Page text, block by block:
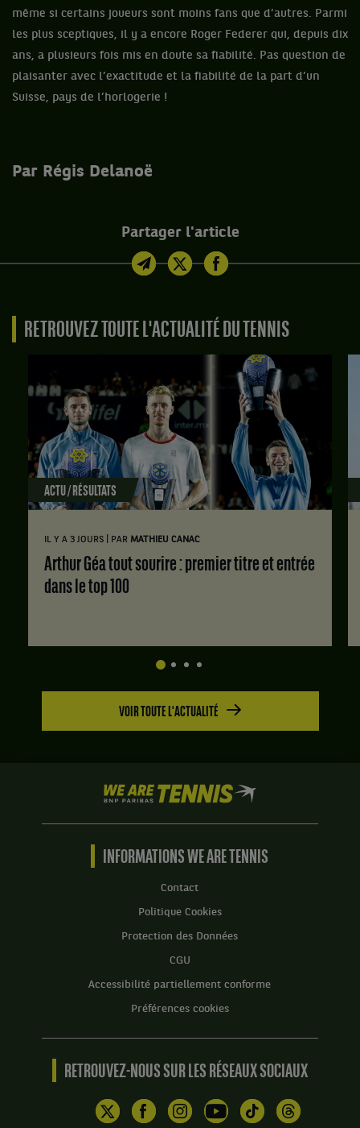
même si certains joueurs sont moins fans que d’autres. Parmi
les plus sceptiques, il y a encore Roger Federer qui, depuis dix
ans, a plusieurs fois mis en doute sa fiabilité. Pas question de
plaisanter avec l’exactitude et la fiabilité de la part d’un
Suisse, pays de l’horlogerie !
Par Régis Delanoë
Partager l'article
RETROUVEZ TOUTE L'ACTUALITÉ DU TENNIS
ACTU / RÉSULTATS
IL Y A 3 JOURS PAR MATHIEU CANAC
Arthur Géa tout sourire : premier titre et entrée
dans le top 100
VOIR TOUTE L'ACTUALITÉ
We
are
Tennis
BNP
Accueil
INFORMATIONS WE ARE TENNIS
Contact
Politique Cookies
Protection des Données
CGU
Accessibilité partiellement conforme
Préférences cookies
RETROUVEZ-NOUS SUR LES RÉSEAUX SOCIAUX